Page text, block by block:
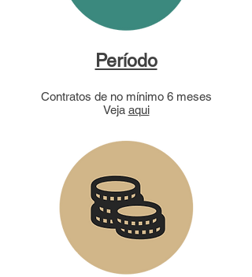
Período
Contratos de no mínimo 6 meses
Veja aqui